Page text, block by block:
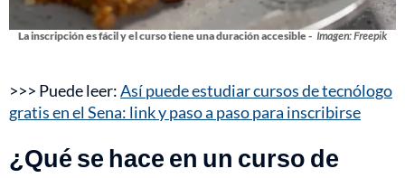
La inscripción es fácil y el curso tiene una duración accesible - Imagen: Freepik
>>> Puede leer:Así puede estudiar cursos de tecnólogo
gratis en el Sena: link y paso a paso para inscribirse
¿Qué se hace en un curso de